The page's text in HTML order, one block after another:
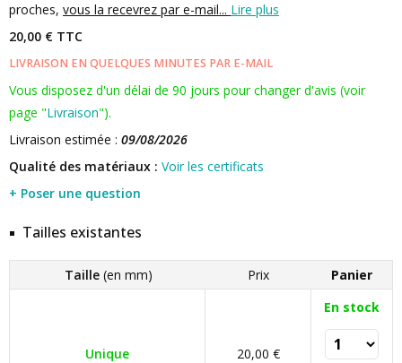
proches, vous la recevrez par e-mail... Lire plus
20,00 € TTC
LIVRAISON EN QUELQUES MINUTES PAR E-MAIL
Vous disposez d'un délai de 90 jours pour changer d'avis (voir
page "Livraison").
Livraison estimée : 09/08/2026
Qualité des matériaux : Voir les certificats
+ Poser une question
Tailles existantes
Taille(en mm) Prix Panier
Unique 20,00 €
En stock